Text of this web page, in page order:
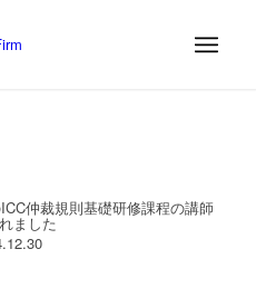
仲裁規則基礎研修課程の講師
ました